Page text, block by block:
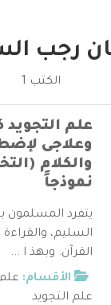
رجب
الكتب 1
علم
وعلاجى
والكلام
نموذجاً
يتفرد المسلمون
السليم،
القرآن. وبهذ ا ...
الأقسام:
علم التجويد